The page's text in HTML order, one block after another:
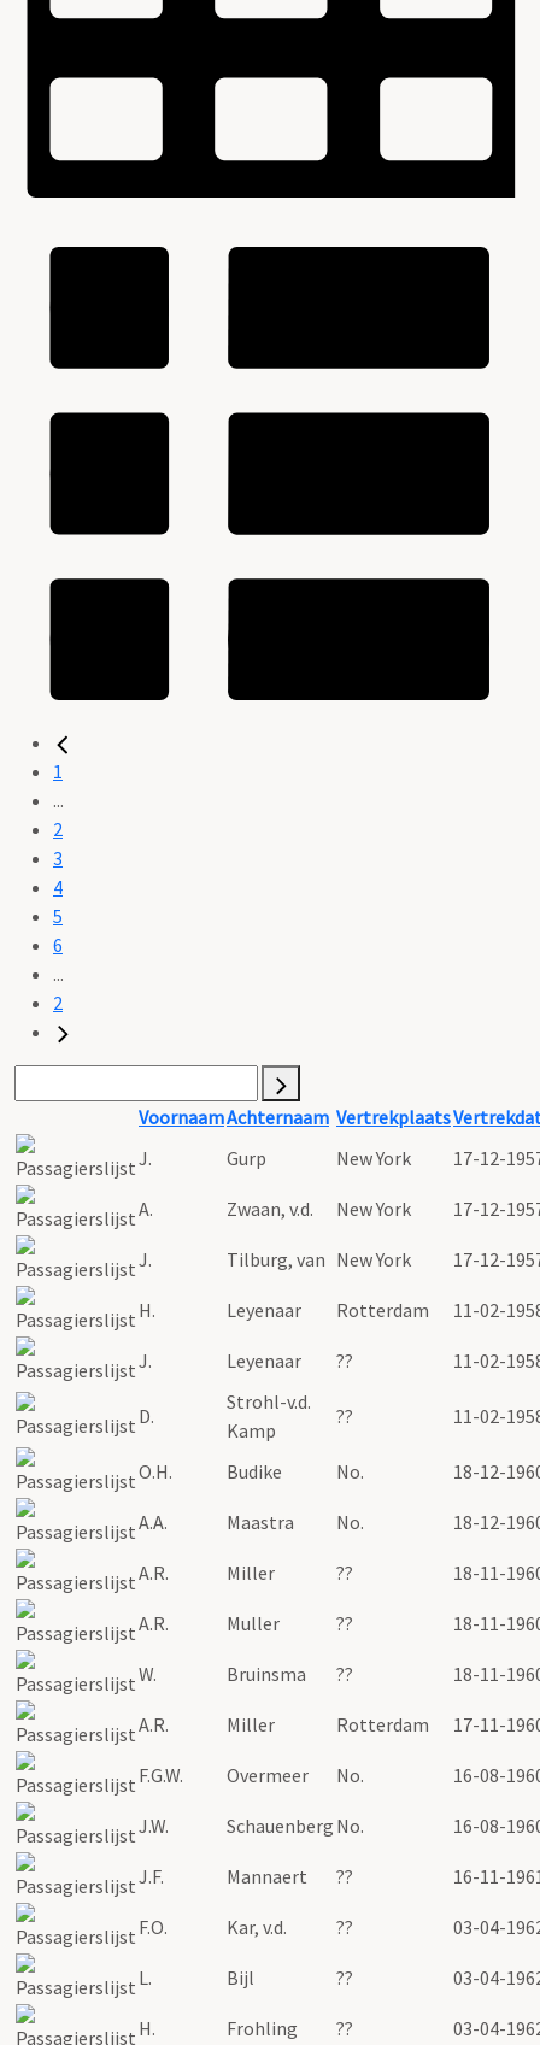
1
...
2
3
4
5
6
...
2
VoornaamAchternaam Vertrekplaats
J.
Gurp New York 17-12-
A. Zwaan, v.d. New York 17-12-
J. Tilburg, van New York 17-12-
H. Leyenaar Rotterdam 11-02-
J. Leyenaar ?? 11-02-
D.
Strohl-v.d.
Kamp
?? 11-02-
O.H. Budike No. 18-12-
A.A. Maastra No. 18-12-
A.R. Miller ?? 18-11-
A.R. Muller ?? 18-11-
W. Bruinsma ?? 18-11-
A.R. Miller Rotterdam 17-11-
F.G.W. Overmeer No. 16-08-
J.W. Schauenberg No. 16-08-
J.F. Mannaert ?? 16-11-
F.O. Kar, v.d. ?? 03-04-
L. Bijl ?? 03-04-
H. Frohling ?? 03-04-